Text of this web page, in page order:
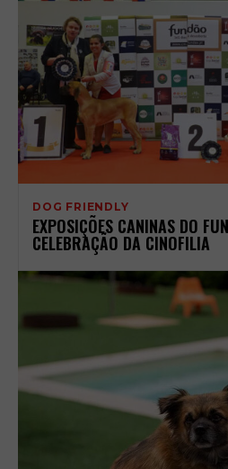
DOG FRIENDLY
EXPOSIÇÕES CANINAS DO
CELEBRAÇÃO DA CINOFILIA